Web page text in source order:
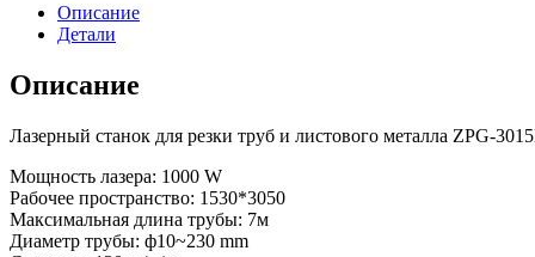
Описание
Детали
Описание
Лазерный станок для резки труб и листового металла ZPG-
Мощность лазера: 1000 W
Рабочее пространство: 1530*3050
Максимальная длина трубы: 7м
Диаметр трубы: ф10~230 mm